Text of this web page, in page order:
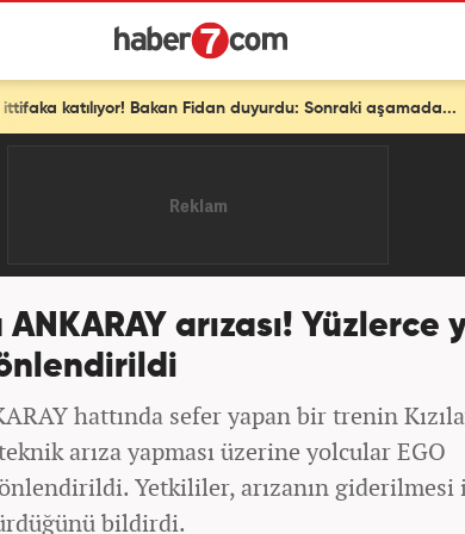
duyurdu: Sonraki aşamada...
ANKARAY arızası! Yüzlerce
hattında sefer yapan bir trenin
arıza yapması üzerine yolcular EGO
Yetkililer, arızanın giderilmesi
bildirdi.